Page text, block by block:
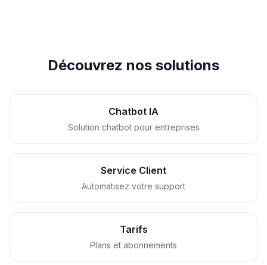
Découvrez nos solutions
Chatbot IA
Solution chatbot pour entreprises
Service Client
Automatisez votre support
Tarifs
Plans et abonnements